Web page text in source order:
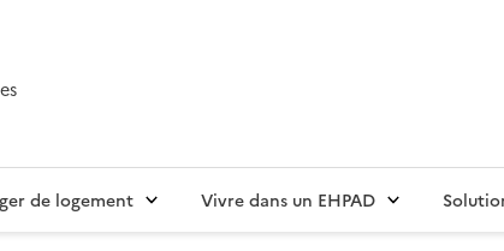
de logement Vivre dans un EHPAD